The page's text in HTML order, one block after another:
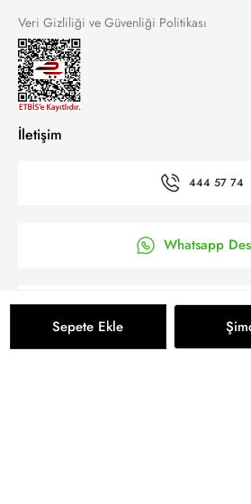
Sepete Ekle
Veri Gizliliği ve Güvenliği Politikası
İletişim
444 57 74
Whatsapp
’a